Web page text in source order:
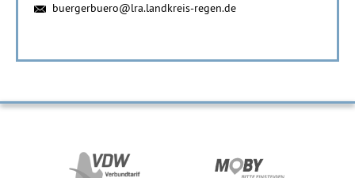
buergerbuero@lra.landkreis-regen.de